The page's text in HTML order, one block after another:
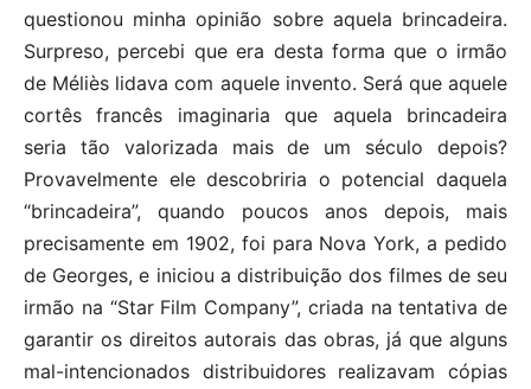
questionou minha opinião sobre aquela brincadeira.
Surpreso, percebi que era desta forma que o irmão
de Méliès lidava com aquele invento. Será que aquele
cortês francês imaginaria que aquela brincadeira
seria tão valorizada mais de um século depois?
Provavelmente ele descobriria o potencial daquela
“brincadeira”, quando poucos anos depois, mais
precisamente em 1902, foi para Nova York, a pedido
de Georges, e iniciou a distribuição dos filmes de seu
irmão na “Star Film Company”, criada na tentativa de
garantir os direitos autorais das obras, já que alguns
mal-intencionados distribuidores realizavam cópias